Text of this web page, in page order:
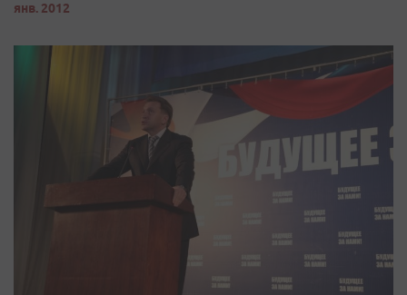
янв. 2012